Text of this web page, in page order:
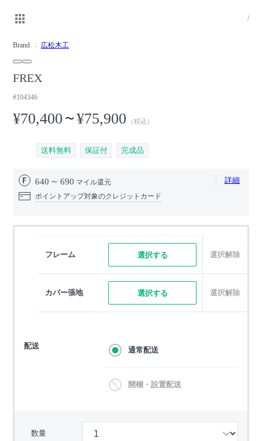
/
Brand 広松木工
FREX
#104346
¥70,400 〜 ¥75,900 （税込）
送料無料 保証付 完成品
640 690 マイル還元 詳細
ポイントアップ対象のクレジットカード
フレーム 選択する 選択解除
カバー張地 選択する 選択解除
配送 通常配送
開梱・設置配送
数量